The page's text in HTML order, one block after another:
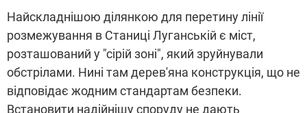
Найскладнішою ділянкою для перетину лінії
розмежування в Станиці Луганській є міст,
розташований у "сірій зоні", який зруйнували
обстрілами. Нині там дерев'яна конструкція, що не
відповідає жодним стандартам безпеки.
Встановити надійнішу споруду не дають